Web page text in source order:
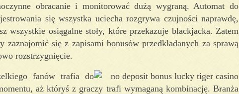
obracanie i monitorować dużą wygraną. Automat do
się wszystka uciecha rozgrywa czujności naprawdę,
wszystkie osiągalne stoły, które przekazuje blackjacka. Zatem
się z zapisami bonusów przedkładanych za sprawą
rozstrzygnięcie.
fanów trafia do
aż któryś z graczy trafi wymaganą kombinację. Branża